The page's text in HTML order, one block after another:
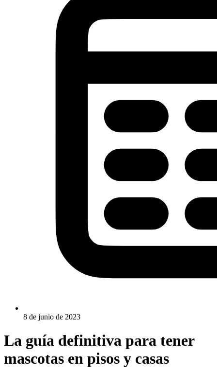
8 de junio de 2023
La guía definitiva para tener
mascotas en pisos y casas